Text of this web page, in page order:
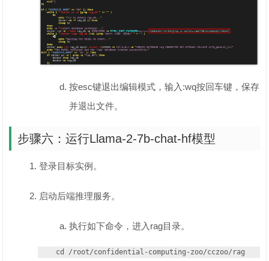
按esc键退出编辑模式，输入:wq按回车键，保存
并退出文件。
步骤六：运行Llama-2-7b-chat-hf模型
登录目标实例。
启动后端推理服务。
执行如下命令，进入rag目录。
cd /root/confidential-computing-zoo/cczoo/rag